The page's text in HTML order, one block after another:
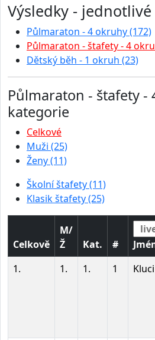
Výsledky -
Půlmaraton - 4 okruhy (172)
Půlmaraton - štafety - 4
Dětský běh - 1 okruh (23)
Půlmaraton - štafety -
kategorie
Celkové
Muži (25)
Ženy (11)
Školní štafety (11)
Klasik štafety (25)
Celkově
M/
Ž
Kat. #
1.
1. 1. 1